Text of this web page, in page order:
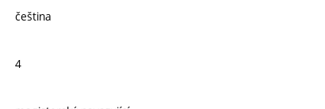
čeština
4